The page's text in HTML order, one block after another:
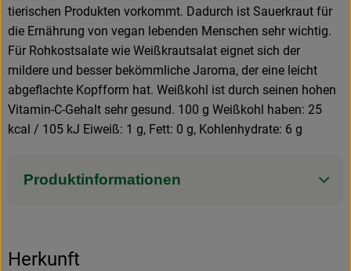
tierischen Produkten vorkommt. Dadurch ist Sauerkraut für
die Ernährung von vegan lebenden Menschen sehr wichtig.
Für Rohkostsalate wie Weißkrautsalat eignet sich der
mildere und besser bekömmliche Jaroma, der eine leicht
abgeflachte Kopfform hat. Weißkohl ist durch seinen hohen
Vitamin-C-Gehalt sehr gesund. 100 g Weißkohl haben: 25
kcal / 105 kJ Eiweiß: 1 g, Fett: 0 g, Kohlenhydrate: 6 g
Produktinformationen
Herkunft